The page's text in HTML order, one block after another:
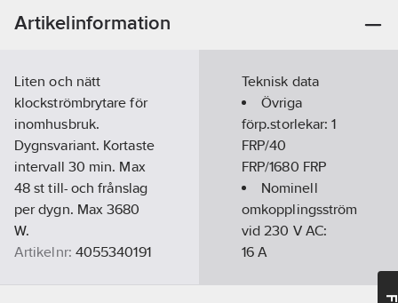
Artikelinformation
Liten och nätt
klockströmbrytare för
inomhusbruk.
Dygnsvariant. Kortaste
intervall 30 min. Max
48 st till- och frånslag
per dygn. Max 3680
W.
Artikelnr: 4055340191
Teknisk data
Övriga
förp.storlekar:1
FRP/40
FRP/1680 FRP
Nominell
omkopplingsström
vid 230 V AC:
16 A